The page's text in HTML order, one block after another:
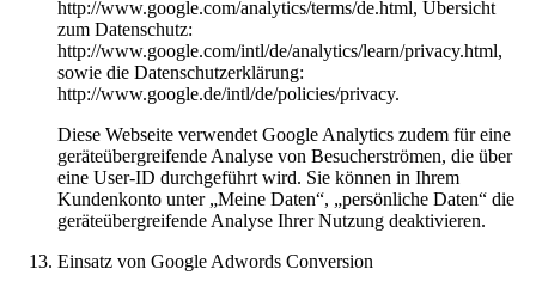
http://www.google.com/analytics/terms/de.html, Übersicht
zum Datenschutz:
http://www.google.com/intl/de/analytics/learn/privacy.html,
sowie die Datenschutzerklärung:
http://www.google.de/intl/de/policies/privacy.
Diese Webseite verwendet Google Analytics zudem für eine
geräteübergreifende Analyse von Besucherströmen, die über
eine User-ID durchgeführt wird. Sie können in Ihrem
Kundenkonto unter „Meine Daten“, „persönliche Daten“ die
geräteübergreifende Analyse Ihrer Nutzung deaktivieren.
Einsatz von Google Adwords Conversion